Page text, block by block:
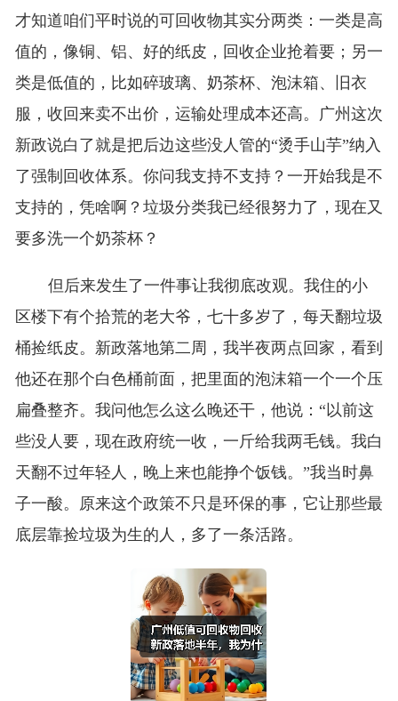
才知道咱们平时说的可回收物其实分两类：一类是高
值的，像铜、铝、好的纸皮，回收企业抢着要；另一
类是低值的，比如碎玻璃、奶茶杯、泡沫箱、旧衣
服，收回来卖不出价，运输处理成本还高。广州这次
新政说白了就是把后边这些没人管的“烫手山芋”纳入
了强制回收体系。你问我支持不支持？一开始我是不
支持的，凭啥啊？垃圾分类我已经很努力了，现在又
要多洗一个奶茶杯？
但后来发生了一件事让我彻底改观。我住的小
区楼下有个拾荒的老大爷，七十多岁了，每天翻垃圾
桶捡纸皮。新政落地第二周，我半夜两点回家，看到
他还在那个白色桶前面，把里面的泡沫箱一个一个压
扁叠整齐。我问他怎么这么晚还干，他说：“以前这
些没人要，现在政府统一收，一斤给我两毛钱。我白
天翻不过年轻人，晚上来也能挣个饭钱。”我当时鼻
子一酸。原来这个政策不只是环保的事，它让那些最
底层靠捡垃圾为生的人，多了一条活路。